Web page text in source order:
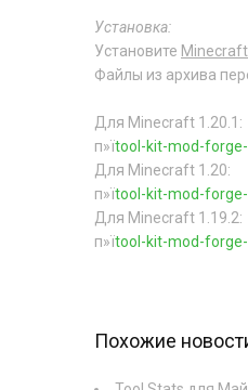
Установка:
Установите
Файлы из архива
Для Minecraft 1.20.1:
п»їtool-kit-mod-
Для Minecraft 1.20:
п»їtool-kit-mod-
Для Minecraft 1.19.2:
п»їtool-kit-mod-
Похожие